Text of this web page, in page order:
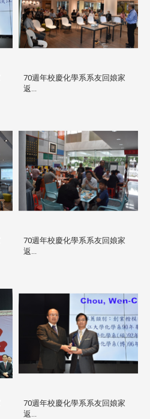
70週年校慶化學系系友回娘家
返...
70週年校慶化學系系友回娘家
返...
70週年校慶化學系系友回娘家
返...